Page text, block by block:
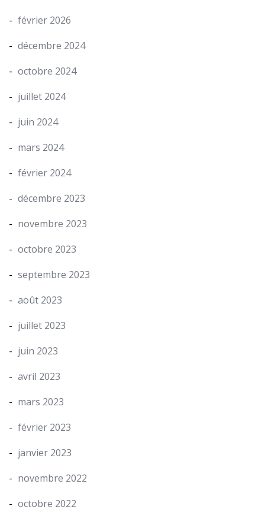
février 2026
décembre 2024
octobre 2024
juillet 2024
juin 2024
mars 2024
février 2024
décembre 2023
novembre 2023
octobre 2023
septembre 2023
août 2023
juillet 2023
juin 2023
avril 2023
mars 2023
février 2023
janvier 2023
novembre 2022
octobre 2022